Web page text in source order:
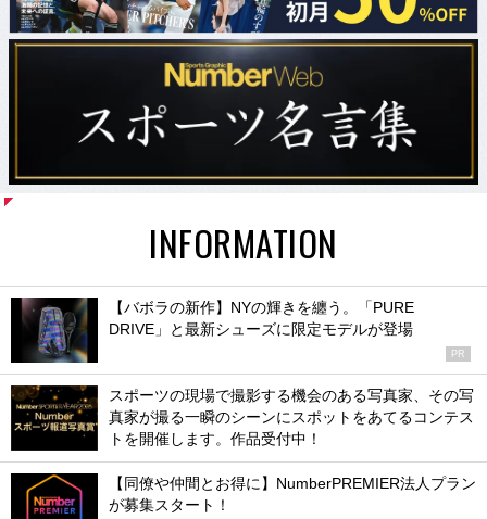
INFORMATION
【バボラの新作】NYの輝きを纏う。「PURE
DRIVE」と最新シューズに限定モデルが登場
PR
スポーツの現場で撮影する機会のある写真家、その写
真家が撮る一瞬のシーンにスポットをあてるコンテス
トを開催します。作品受付中！
【同僚や仲間とお得に】NumberPREMIER法人プラン
が募集スタート！